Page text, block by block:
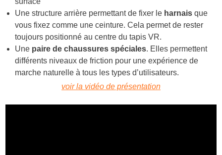
Une structure arrière permettant de fixer le harnais que
vous fixez comme une ceinture. Cela permet de rester
toujours positionné au centre du tapis VR.
Une paire de chaussures spéciales. Elles permettent
différents niveaux de friction pour une expérience de
marche naturelle à tous les types d’utilisateurs.
voir la vidéo de présentation